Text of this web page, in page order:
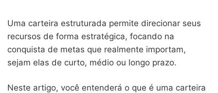
Uma carteira estruturada permite direcionar seus
recursos de forma estratégica, focando na
conquista de metas que realmente importam,
sejam elas de curto, médio ou longo prazo.
Neste artigo, você entenderá o que é uma carteira